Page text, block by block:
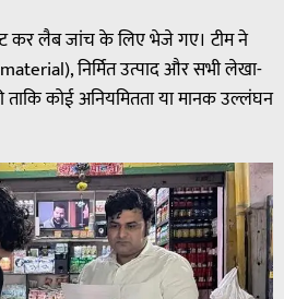
लैब जांच के लिए भेजे गए। टीम ने
निर्मित उत्पाद और सभी लेखा-
कोई अनियमितता या मानक उल्लंघन